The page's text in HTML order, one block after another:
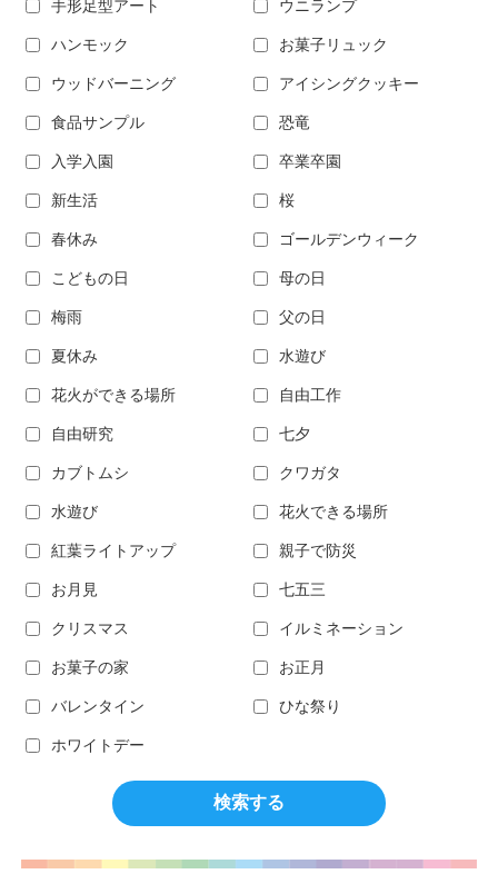
手形足型アート ウニランプ
ハンモック お菓子リュック
ウッドバーニング アイシングクッキー
食品サンプル 恐竜
入学入園 卒業卒園
新生活 桜
春休み ゴールデンウィーク
こどもの日 母の日
梅雨 父の日
夏休み 水遊び
花火ができる場所 自由工作
自由研究 七夕
カブトムシ クワガタ
水遊び 花火できる場所
紅葉ライトアップ 親子で防災
お月見 七五三
クリスマス イルミネーション
お菓子の家 お正月
バレンタイン ひな祭り
ホワイトデー